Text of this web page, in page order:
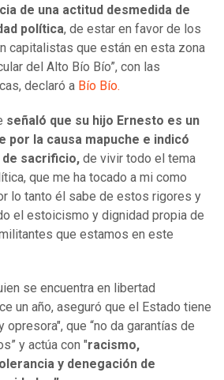
de una actitud desmedida de
política, de estar en favor de los
capitalistas que están en esta zona
del Alto Bío Bío”, con las
declaró a Bío Bío.
señaló que su hijo Ernesto es un
por la causa mapuche e indicó
de sacrificio, de vivir todo el tema
que me ha tocado a mi como
lo tanto él sabe de estos rigores y
el estoicismo y dignidad propia de
que estamos en este
se encuentra en libertad
un año, aseguró que el Estado tiene
opresora", que “no da garantías de
y actúa con "racismo,
y denegación de